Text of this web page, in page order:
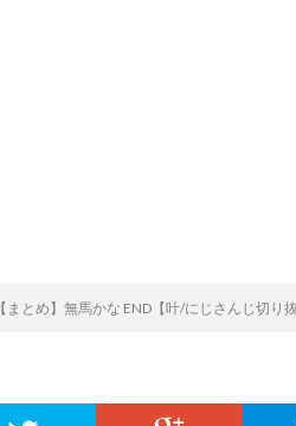
【まとめ】無馬かな END【叶/にじさんじ切り